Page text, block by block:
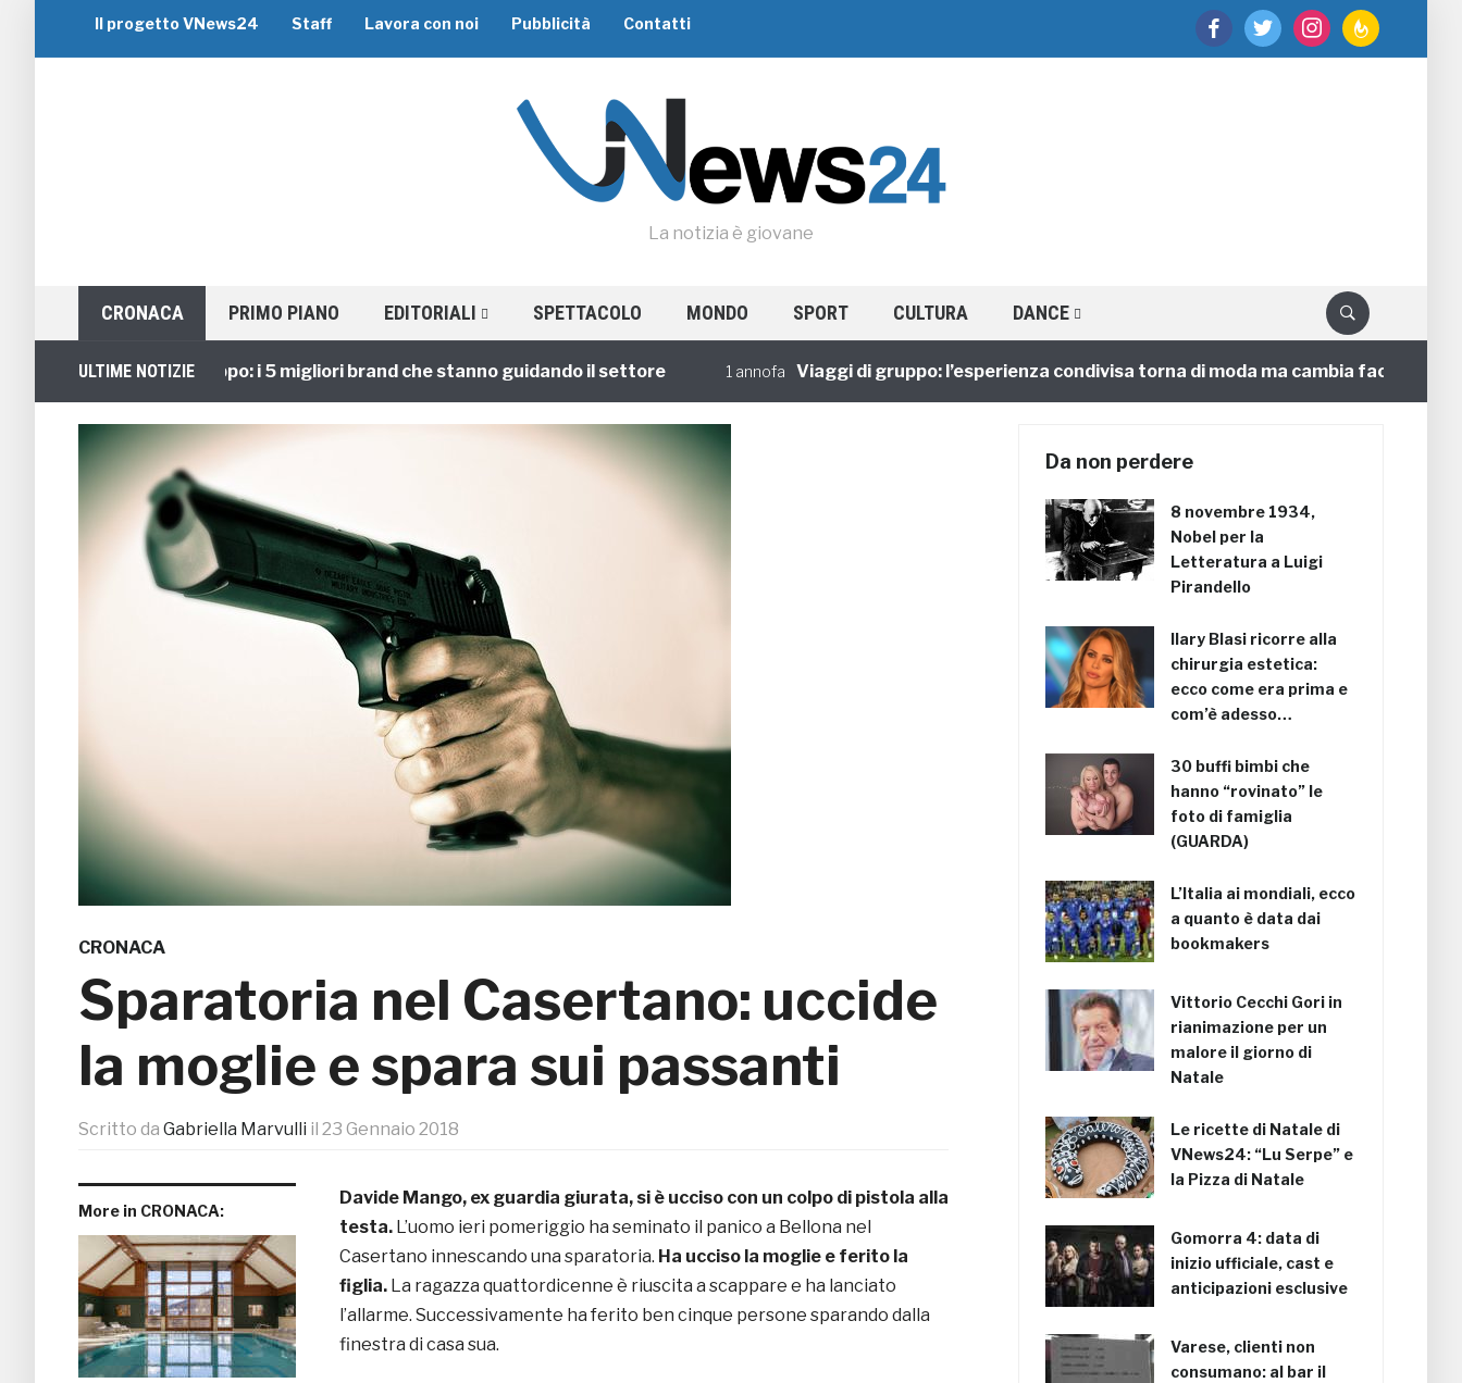
facebooktwitter instagramfeedburner
Il progetto VNews24 Staff Lavora con noi Pubblicità Contatti
La notizia è giovane
CRONACA PRIMO PIANO EDITORIALI SPETTACOLO MONDO SPORT CULTURA DANCE
ULTIME NOTIZIE
Viaggi di Gruppo: i 5 migliori brand che stanno guidando il settore 1 annofa Viaggi di gruppo: l’esperienza condivisa torna di moda ma cambia faccia
CRONACA
Sparatoria nel Casertano: uccide
la moglie e spara sui passanti
Scritto da Gabriella Marvulli il 23 Gennaio 2018
More in CRONACA:
Davide Mango, ex guardia giurata, si è ucciso con un colpo di pistola alla
testa. L’uomo ieri pomeriggio ha seminato il panico a Bellona nel
Casertano innescando una sparatoria. Ha ucciso la moglie e ferito la
figlia. La ragazza quattordicenne è riuscita a scappare e ha lanciato
l’allarme. Successivamente ha ferito ben cinque persone sparando dalla
finestra di casa sua.
Da non perdere
8 novembre 1934,
Nobel per la
Letteratura a Luigi
Pirandello
Ilary Blasi ricorre alla
chirurgia estetica:
ecco come era prima e
com’è adesso…
30 buffi bimbi che
hanno “rovinato” le
foto di famiglia
(GUARDA)
L’Italia ai mondiali, ecco
a quanto è data dai
bookmakers
Vittorio Cecchi Gori in
rianimazione per un
malore il giorno di
Natale
Le ricette di Natale di
VNews24: “Lu Serpe” e
la Pizza di Natale
Gomorra 4: data di
inizio ufficiale, cast e
anticipazioni esclusive
Varese, clienti non
consumano: al bar il